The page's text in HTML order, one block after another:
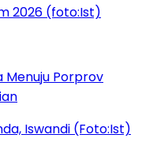
Menuju Porprov